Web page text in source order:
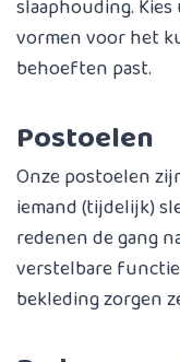
slaaphouding.
vormen voor het
behoeften past.
Postoelen
Onze postoelen
iemand (tijdelijk)
redenen de gang
verstelbare
bekleding zorgen